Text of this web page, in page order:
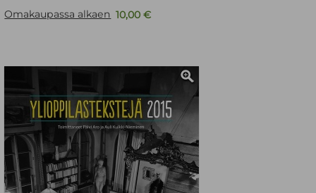
Omakaupassa alkaen 10,00 €